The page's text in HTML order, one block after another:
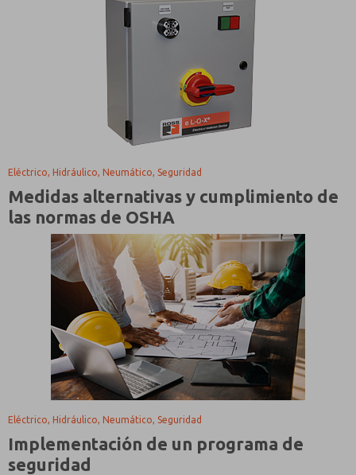
Eléctrico, Hidráulico, Neumático, Seguridad
Medidas alternativas y cumplimiento de
las normas de OSHA
Eléctrico, Hidráulico, Neumático, Seguridad
Implementación de un programa de
seguridad